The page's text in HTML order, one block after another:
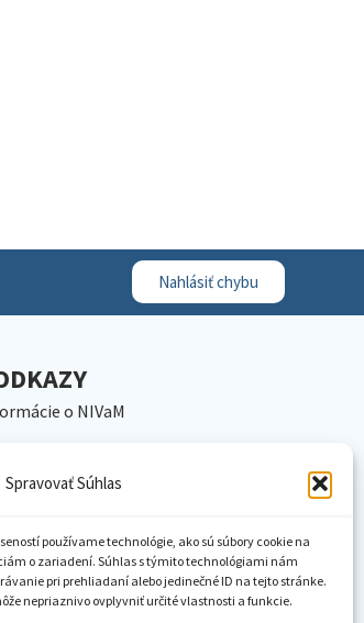
Spravovať Súhlas
používame technológie, ako sú súbory cookie na
o zariadení. Súhlas s týmito technológiami nám
pri prehliadaní alebo jedinečné ID na tejto stránke.
nepriaznivo ovplyvniť určité vlastnosti a funkcie.
Nahlásiť chybu
o NIVaM